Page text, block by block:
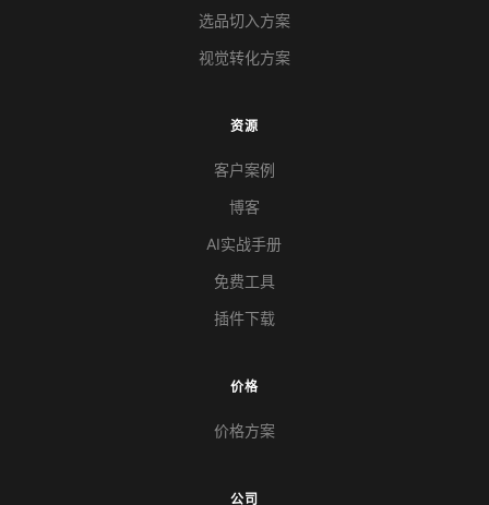
选品切入方案
视觉转化方案
资源
客户案例
博客
AI实战手册
免费工具
插件下载
价格
价格方案
公司